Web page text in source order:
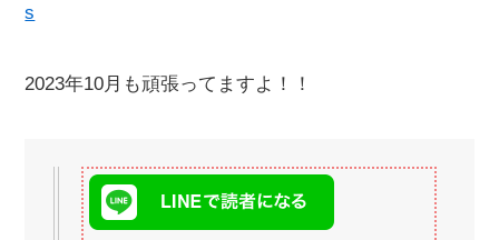
s
2023年10月も頑張ってますよ！！